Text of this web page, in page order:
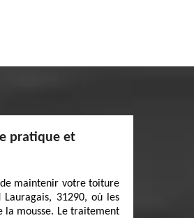
pratique et
maintenir votre toiture
31290, où les
la mousse. Le traitement